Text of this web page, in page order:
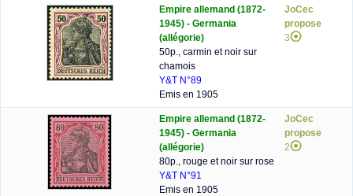
Empire allemand (1872-
1945) - Germania
(allégorie)
50p., carmin et noir sur
chamois
Y&T N°89
Emis en 1905
JoCec
propose
3
Empire allemand (1872-
1945) - Germania
(allégorie)
80p., rouge et noir sur rose
Y&T N°91
Emis en 1905
JoCec
propose
2